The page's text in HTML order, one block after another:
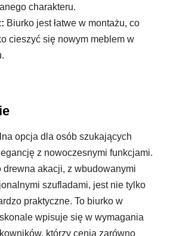
charakteru.
Biurko jest łatwe w montażu, co
cieszyć się nowym meblem w
opcja dla osób szukających
z nowoczesnymi funkcjami.
drewna akacji, z wbudowanymi
szufladami, jest nie tylko
praktyczne. To biurko w
wpisuje się w wymagania
którzy cenią zarówno